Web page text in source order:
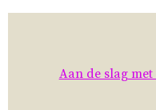
Aan de slag